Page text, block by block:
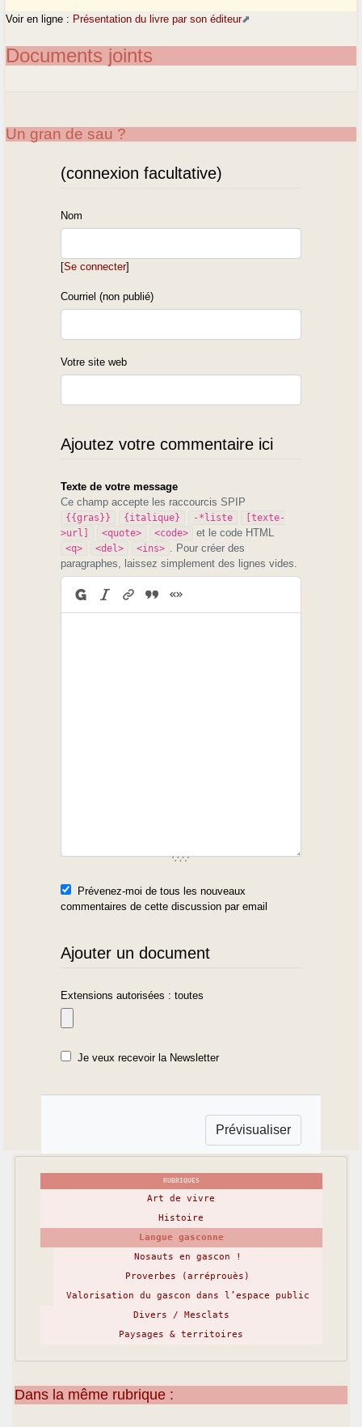
Voir en ligne : Présentation du livre par son éditeur
Documents joints
Un gran de sau ?
(connexion facultative)
Nom
[Se connecter]
Courriel (non publié)
Votre site web
Ajoutez votre commentaire ici
Texte de votre message
Ce champ accepte les raccourcis SPIP
{{gras}} {italique} -*liste
[texte-
>url]
<quote> <code> et le code HTML
<q> <del> <ins> . Pour créer des
paragraphes, laissez simplement des lignes vides.
Prévenez-moi de tous les nouveaux
commentaires de cette discussion par email
Ajouter un document
Extensions autorisées : toutes
Je veux recevoir la Newsletter
RUBRIQUES
Art de vivre
Histoire
Langue gasconne
Nosauts en gascon !
Proverbes (arréprouès)
Valorisation du gascon dans l’espace public
Divers / Mesclats
Paysages & territoires
Dans la même rubrique :